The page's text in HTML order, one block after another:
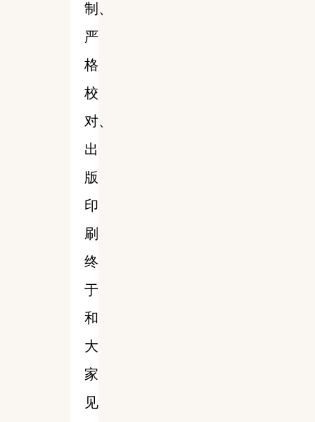
制、
严
格
校
对、
出
版
印
刷
终
于
和
大
家
见